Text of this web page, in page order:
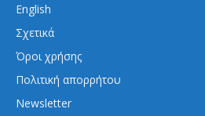
English
Σχετικά
Όροι χρήσης
Πολιτική απορρήτου
Newsletter